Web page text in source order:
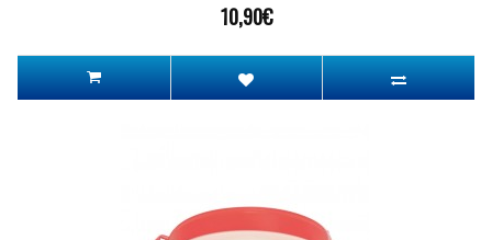
10,90€